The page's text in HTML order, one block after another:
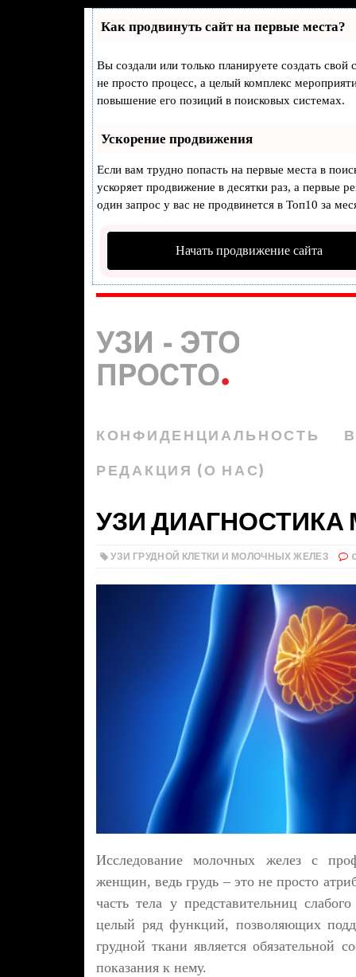
Как продвинуть сайт на первые места?
Вы создали или только планируете создать свой
не просто процесс, а целый комплекс
повышение его позиций в поисковых системах.
Ускорение продвижения
Если вам трудно попасть на первые места в
ускоряет продвижение в десятки раз, а первые
один запрос у вас не продвинется в Топ10 за
Начать продвижение сайта
КОНФИДЕНЦИАЛЬНОСТЬ
РЕДАКЦИЯ (О НАС)
УЗИ
УЗИ ГРУДНОЙ КЛЕТКИ И МОЛОЧНЫХ ЖЕЛЕЗ
Исследование молочных желез с
женщин, ведь грудь – это не просто
часть тела у представительниц
целый ряд функций, позволяющих
грудной ткани является обязательной
показания к нему.